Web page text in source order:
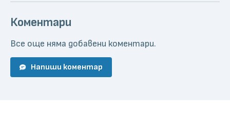
Коментари
Все още няма добавени коментари.
Напиши коментар